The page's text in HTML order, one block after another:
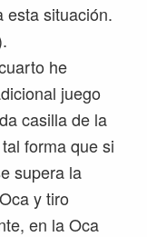
esta situación.
he
juego
casilla de la
forma que si
supera la
y tiro
en la Oca